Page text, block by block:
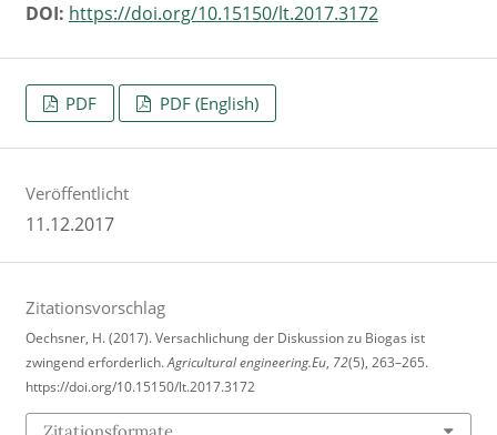
DOI: https://doi.org/10.15150/lt.2017.3172
PDF PDF (English)
Veröffentlicht
11.12.2017
Zitationsvorschlag
Oechsner, H. (2017). Versachlichung der Diskussion zu Biogas ist
zwingend erforderlich.Agricultural engineering.Eu, 72(5), 263–265.
https://doi.org/10.15150/lt.2017.3172
Zitationsformate